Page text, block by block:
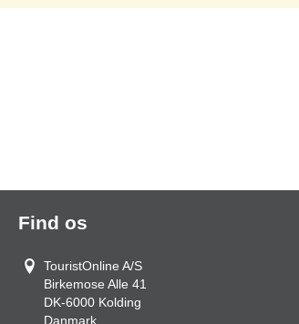
Find os
TouristOnline A/S
Birkemose Alle 41
DK-6000 Kolding
Danmark